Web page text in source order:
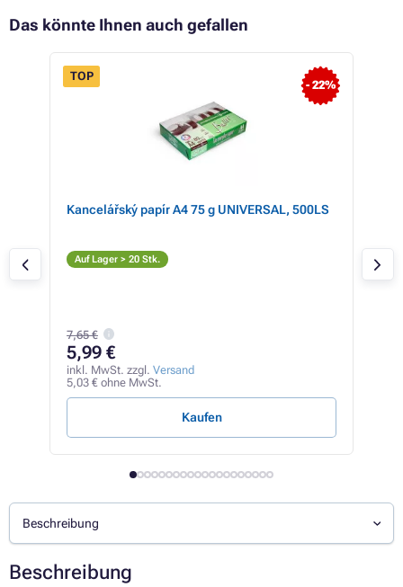
Das könnte Ihnen auch gefallen
- 22%
TOP
Kancelářský papír A4 75 g UNIVERSAL, 500LS
Auf Lager > 20 Stk.
7,65 €
5,99 €
inkl. MwSt. zzgl. Versand
5,03 € ohne MwSt.
Kaufen
Beschreibung
Beschreibung